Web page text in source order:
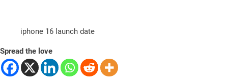
iphone 16 launch date
Spread the love